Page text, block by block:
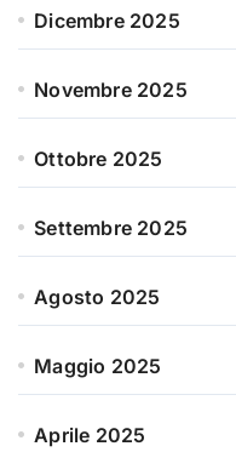
Dicembre 2025
Novembre 2025
Ottobre 2025
Settembre 2025
Agosto 2025
Maggio 2025
Aprile 2025